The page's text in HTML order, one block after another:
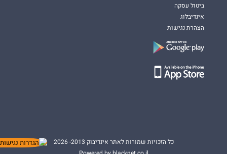
ביטול עסקה
אינדיבלוג
הצהרת נגישות
כל הזכויות שמורות לאתר אינדיבוק 2013- 2026